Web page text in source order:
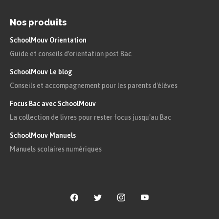
À retenir
Le 23 avril 1848, une assemblée
constituante est élue par les citoyens
français au suffrage universel masculin.
Elle est composée de 900 députés dont
la majorité sont des Républicains
modérés, voire des royalistes. La
volonté de changement social,
dans le vote de l’ensemble des
Nos produits
SchoolMouv Orientation
Guide et conseils d'orientation post Bac
SchoolMouv Le blog
Conseils et accompagnement pour les parents d'élèves
Focus Bac avec SchoolMouv
La collection de livres pour rester focus jusqu'au Bac
SchoolMouv Manuels
Manuels scolaires numériques